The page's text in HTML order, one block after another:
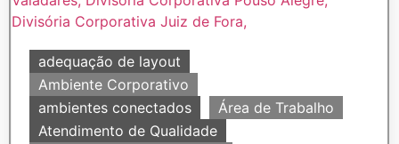
adequação de layout
Ambiente Corporativo
ambientes conectados
Área de Trabalho
Atendimento de Qualidade